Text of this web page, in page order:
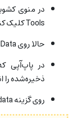
Tools کلیک کنید.
حالا روی Clear Browsing Data کلیک کنید.
در پاپ‌آپی
ذخیره‌شده را
روی گزینه Clear data کلیک کنید.